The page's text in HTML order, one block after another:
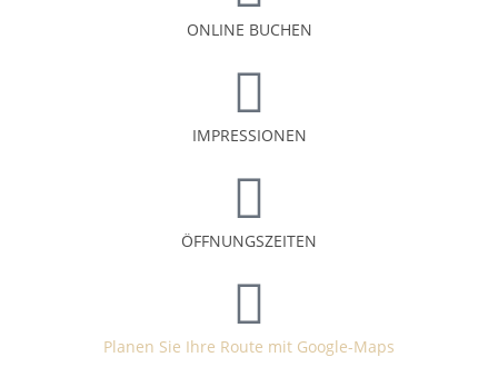
ONLINE BUCHEN
IMPRESSIONEN
ÖFFNUNGSZEITEN
Planen Sie Ihre Route mit Google-Maps